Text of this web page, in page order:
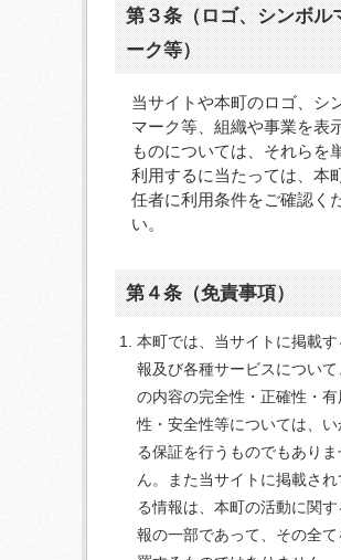
第３条（ロゴ、シンボル
ーク等）
当サイトや本町のロゴ、シ
マーク等、組織や事業を表
ものについては、それらを
利用するに当たっては、本
任者に利用条件をご確認く
い。
第４条（免責事項）
本町では、当サイトに掲載す
報及び各種サービスについて
の内容の完全性・正確性・有
性・安全性等については、い
る保証を行うものでもありま
ん。また当サイトに掲載さ
る情報は、本町の活動に関
報の一部であって、その全て